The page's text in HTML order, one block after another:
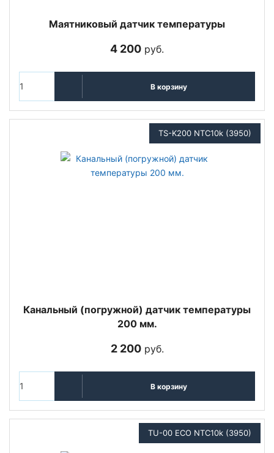
Маятниковый датчик температуры
4 200 руб.
В корзину
TS-K200 NTC10k (3950)
Канальный (погружной) датчик температуры
200 мм.
2 200руб.
В корзину
TU-00 ECO NTC10k (3950)